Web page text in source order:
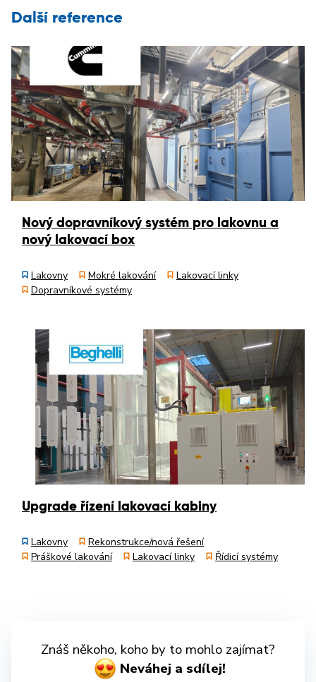
Další reference
Nový dopravníkový systém pro lakovnu a
nový lakovací box
Lakovny Mokré lakování
Lakovací linky
Dopravníkové systémy
Upgrade řízení lakovací kabiny
Lakovny
Rekonstrukce/nová řešení
Práškové lakování
Lakovací linky Řídicí systémy
Znáš někoho, koho by to mohlo zajímat?
Neváhej a sdílej!